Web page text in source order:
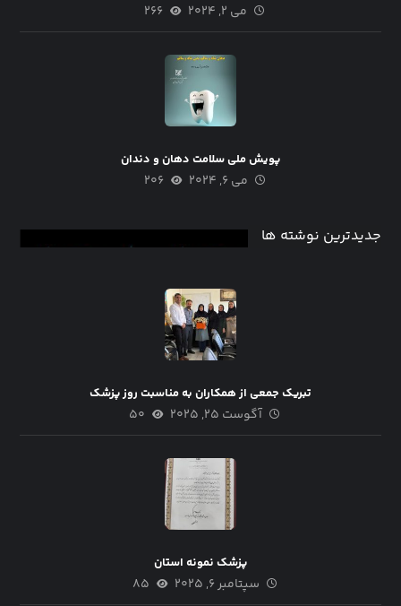
می ۲, ۲۰۲۴ ۲۶۶
پویش ملی سلامت دهان و دندان
می ۶, ۲۰۲۴ ۲۰۶
جدیدترین نوشته ها
تبریک جمعی از همکاران به مناسبت روز پزشک
آگوست ۲۵, ۲۰۲۵ ۵۰
پزشک نمونه استان
سپتامبر ۶, ۲۰۲۵ ۸۵